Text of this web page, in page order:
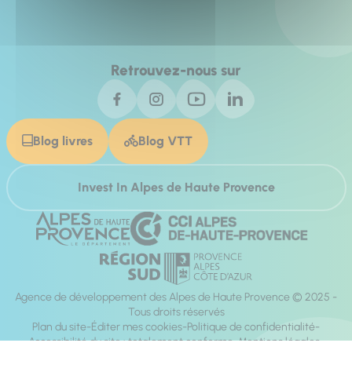
Retrouvez-nous sur
Blog livres Blog VTT
Invest In Alpes de Haute Provence
Agence de développement des Alpes de Haute Provence © 2025 -
Tous droits réservés
Plan du site Éditer mes cookies Politique de confidentialité
Accessibilité du site : totalement conforme Mentions légales